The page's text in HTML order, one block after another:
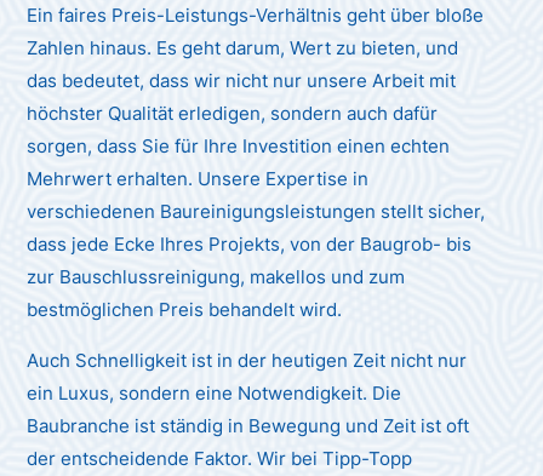
Ein faires Preis-Leistungs-Verhältnis geht über bloße
Zahlen hinaus. Es geht darum, Wert zu bieten, und
das bedeutet, dass wir nicht nur unsere Arbeit mit
höchster Qualität erledigen, sondern auch dafür
sorgen, dass Sie für Ihre Investition einen echten
Mehrwert erhalten. Unsere Expertise in
verschiedenen Baureinigungsleistungen stellt sicher,
dass jede Ecke Ihres Projekts, von der Baugrob- bis
zur Bauschlussreinigung, makellos und zum
bestmöglichen Preis behandelt wird.
Auch Schnelligkeit ist in der heutigen Zeit nicht nur
ein Luxus, sondern eine Notwendigkeit. Die
Baubranche ist ständig in Bewegung und Zeit ist oft
der entscheidende Faktor. Wir bei Tipp-Topp